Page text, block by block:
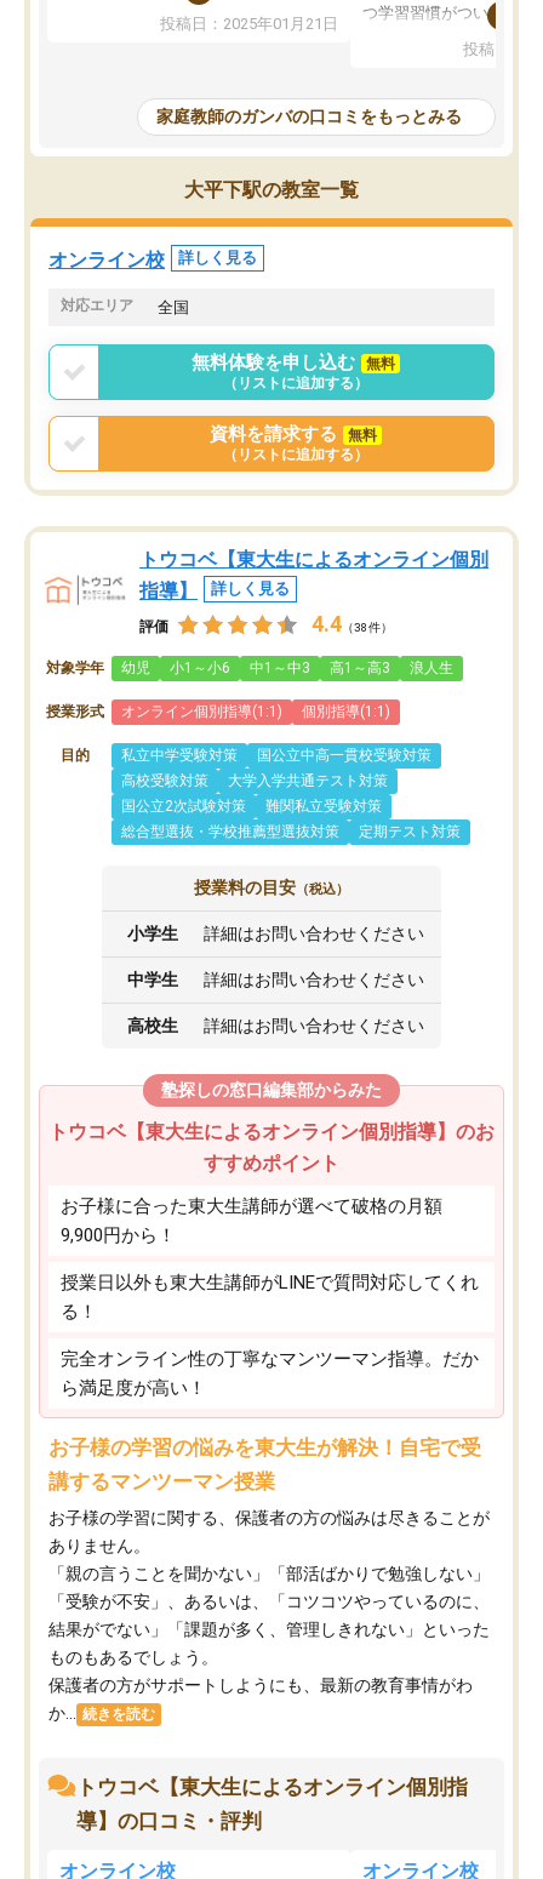
を開いてzoomを繋げるようになりまし
た！5科目なんでもOKなのもとても気
めて1年ほどだった今では平均点以上の
科目が増えてきました！あと1年受験ま
であるので無料の週末教室を使用しな
がら頑張って欲しいと思います！
投稿日：2025年01月21日
つ学習習慣がついてきま
指導が無い日も予定表
問できるのでとても助か
投稿日：
家庭教師のガンバの口コミをもっとみる
大平下駅の教室一覧
オンライン校 詳しく見る
対応エリア 全国
無料体験を申し込む
無料
（リストに追加する）
資料を請求する
無料
（リストに追加する）
トウコベ【東大生によるオンライン個別
指導】
詳しく見る
評価 4.4 （38件）
対象学年 幼児 小1～小6 中1～中3 高1～高3 浪人生
授業形式 オンライン個別指導(1:1) 個別指導(1:1)
目的 私立中学受験対策
国公立中高一貫校受験対策
高校受験対策
大学入学共通テスト対策
国公立2次試験対策
難関私立受験対策
総合型選抜・学校推薦型選抜対策
定期テスト対策
授業料の目安 （税込）
小学生 詳細はお問い合わせください
中学生 詳細はお問い合わせください
高校生 詳細はお問い合わせください
塾探しの窓口編集部からみた
トウコベ【東大生によるオンライン個別指導】のお
すすめポイント
お子様に合った東大生講師が選べて破格の月額
9,900円から！
授業日以外も東大生講師がLINEで質問対応してくれ
る！
完全オンライン性の丁寧なマンツーマン指導。だか
ら満足度が高い！
お子様の学習の悩みを東大生が解決！自宅で受
講するマンツーマン授業
お子様の学習に関する、保護者の方の悩みは尽きることが
ありません。
「親の言うことを聞かない」「部活ばかりで勉強しない」
「受験が不安」、あるいは、「コツコツやっているのに、
結果がでない」「課題が多く、管理しきれない」といった
ものもあるでしょう。
保護者の方がサポートしようにも、最新の教育事情がわ
か...
続きを読む
トウコベ【東大生によるオンライン個別指
導】の口コミ・評判
オンライン校 オンライン校